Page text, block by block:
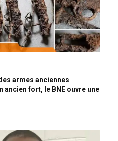
armes anciennes
ancien fort, le BNE ouvre une